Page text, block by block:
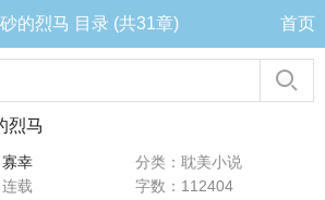
的烈马 目录 (共31章) 首页
烈马
寡幸
分类：耽美小说
载
字数：112404